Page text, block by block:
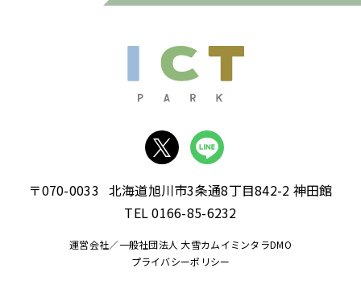
〒070-0033 北海道旭川市3条通8丁目842-2 神田館
TEL 0166-85-6232
運営会社／一般社団法人 大雪カムイミンタラDMO
プライバシーポリシー